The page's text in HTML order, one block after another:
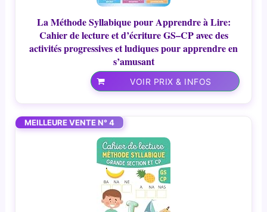
La Méthode Syllabique pour Apprendre à Lire:
Cahier de lecture et d’écriture GS–CP avec des
activités progressives et ludiques pour apprendre en
s’amusant
VOIR PRIX & INFOS
MEILLEURE VENTE N° 4